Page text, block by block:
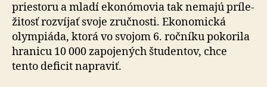
priestoru a mladí eko­nó­movia tak nemajú prí­le­
žitosť rozvíjať svoje zručnosti. Eko­no­mická
olym­piáda, ktorá vo svojom 6. roč­níku pokorila
hranicu 10 000 za­po­je­ných štu­den­tov, chce
tento de­fi­cit napraviť.